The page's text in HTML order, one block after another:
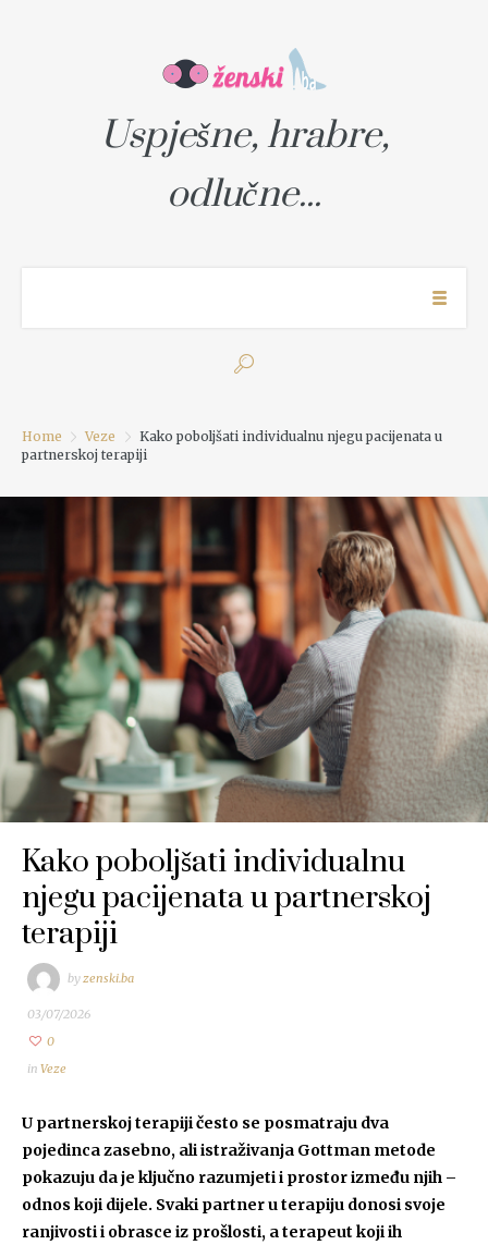
Uspješne, hrabre,
odlučne...
Home Veze
Kako poboljšati individualnu njegu pacijenata u
partnerskoj terapiji
Kako poboljšati individualnu
njegu pacijenata u partnerskoj
terapiji
by zenski.ba
03/07/2026
0
in Veze
U partnerskoj terapiji često se posmatraju dva
pojedinca zasebno, ali istraživanja Gottman metode
pokazuju da je ključno razumjeti i prostor između njih –
odnos koji dijele. Svaki partner u terapiju donosi svoje
ranjivosti i obrasce iz prošlosti, a terapeut koji ih